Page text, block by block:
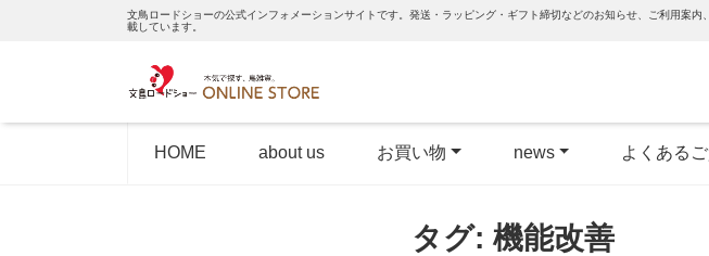
文鳥ロードショーの公式インフォメーションサイトです。発送・ラッピング・ギフト締切などのお知らせ、ご利用案
載しています。
HOME about us お買い物 news よくある
タグ: 機能改善